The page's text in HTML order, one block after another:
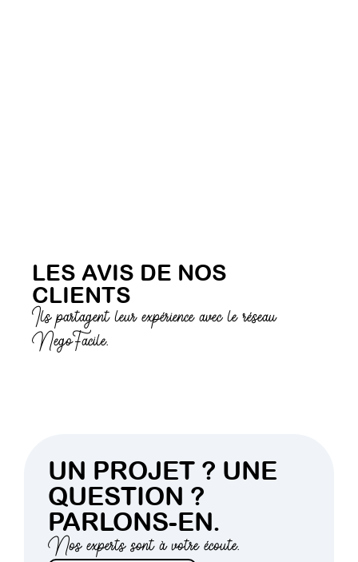
LES AVIS DE NOS
CLIENTS
Ils partagent leur expérience avec le réseau
NegoFacile.
UN PROJET ? UNE
QUESTION ?
PARLONS-EN.
Nos experts sont à votre écoute.